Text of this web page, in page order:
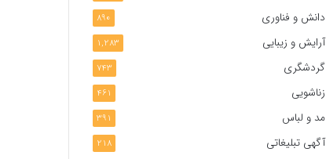
دانش و فناوری 890
آرایش و زیبایی 1,283
گردشگری 743
زناشویی 461
مد و لباس 391
آگهی تبلیغاتی 218